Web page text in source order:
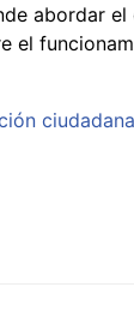
abordar
el
ciudadana